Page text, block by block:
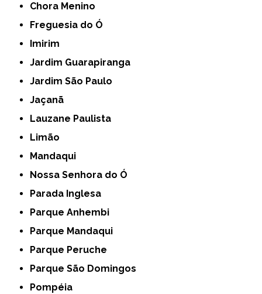
Chora Menino
Freguesia do Ó
Imirim
Jardim Guarapiranga
Jardim São Paulo
Jaçanã
Lauzane Paulista
Limão
Mandaqui
Nossa Senhora do Ó
Parada Inglesa
Parque Anhembi
Parque Mandaqui
Parque Peruche
Parque São Domingos
Pompéia